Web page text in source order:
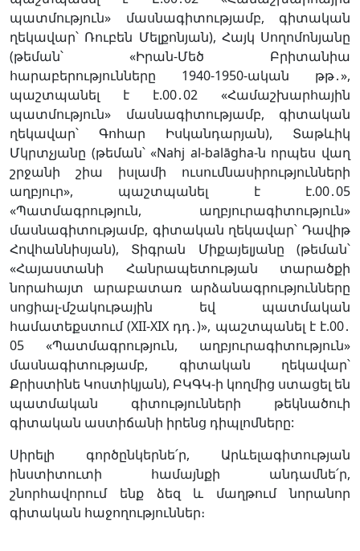
պատմություն» մասնագիտությամբ, գիտական
ղեկավար՝ Ռուբեն Մելքոնյան), Հայկ Սողոմոնյանը
(թեման՝ «Իրան-Մեծ Բրիտանիա
հարաբերությունները 1940-1950-ական թթ․»,
պաշտպանել է է.00․02 «Համաշխարհային
պատմություն» մասնագիտությամբ, գիտական
ղեկավար՝ Գոհար Իսկանդարյան), Տաթևիկ
Մկրտչյանը (թեման՝ «Nahj al-balāgha-ն որպես վաղ
շրջանի շիա իսլամի ուսումնասիրությունների
աղբյուր», պաշտպանել է է.00․05
«Պատմագրություն, աղբյուրագիտություն»
մասնագիտությամբ, գիտական ղեկավար՝ Դավիթ
Հովհաննիսյան), Տիգրան Միքայելյանը (թեման՝
«Հայաստանի Հանրապետության տարածքի
նորահայտ արաբատառ արձանագրությունները
սոցիալ-մշակութային եվ պատմական
համատեքստում (XII-XIX դդ․)», պաշտպանել է է.00․
05 «Պատմագրություն, աղբյուրագիտություն»
մասնագիտությամբ, գիտական ղեկավար՝
Քրիստինե Կոստիկյան), ԲԿԳԿ-ի կողմից ստացել են
պատմական գիտությունների թեկնածուի
գիտական աստիճանի իրենց դիպլոմները:
Սիրելի գործընկերնե՛ր, Արևելագիտության
ինստիտուտի համայնքի անդամնե՛ր,
շնորհավորում ենք ձեզ և մաղթում նորանոր
գիտական հաջողություններ։